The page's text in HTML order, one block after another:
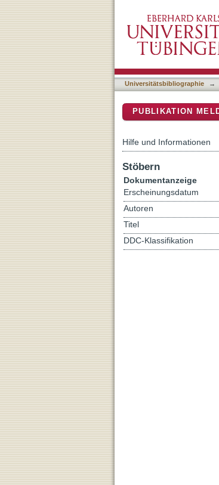
Comparison of
Tomography
Universitätsbibliographie →
PUBLIKATION
Hilfe und Informationen
Stöbern
Dokumentanzeige
Erscheinungsdatum
Autoren
Titel
DDC-Klassifikation